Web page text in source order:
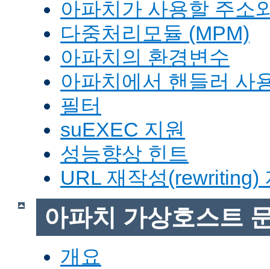
아파치가 사용할 주소
다중처리모듈 (MPM)
아파치의 환경변수
아파치에서 핸들러 사
필터
suEXEC 지원
성능향상 힌트
URL 재작성(rewriting)
아파치 가상호스트
개요